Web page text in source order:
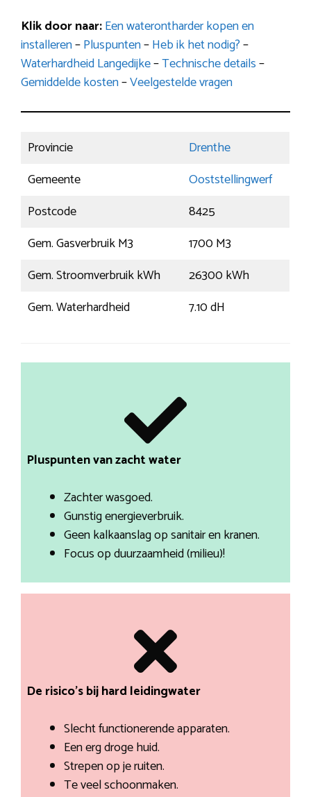
Klik door naar:Een waterontharder kopen en
installeren–Pluspunten–Heb ik het nodig?–
Waterhardheid Langedijke–Technische details–
Gemiddelde kosten–Veelgestelde vragen
Provincie
Drenthe
Gemeente
Ooststellingwerf
Postcode
8425
Gem. Gasverbruik M3
1700 M3
Gem. Stroomverbruik kWh
26300 kWh
Gem. Waterhardheid
7.10 dH
Pluspunten van zacht water
Zachter wasgoed.
Gunstig energieverbruik.
Geen kalkaanslag op sanitair en kranen.
Focus op duurzaamheid (milieu)!
De risico’s bij hard leidingwater
Slecht functionerende apparaten.
Een erg droge huid.
Strepen op je ruiten.
Te veel schoonmaken.